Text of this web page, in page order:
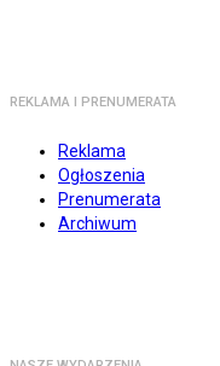
REKLAMA I PRENUMERATA
Reklama
Ogłoszenia
Prenumerata
Archiwum